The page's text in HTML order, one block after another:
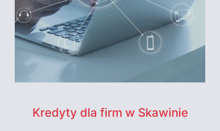
Kredyty dla firm w Skawinie